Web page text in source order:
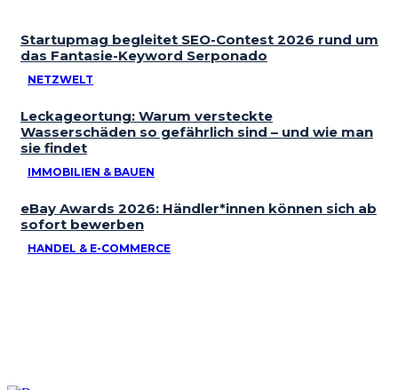
Startupmag begleitet SEO-Contest 2026 rund um
das Fantasie-Keyword Serponado
NETZWELT
Leckageortung: Warum versteckte
Wasserschäden so gefährlich sind – und wie man
sie findet
IMMOBILIEN & BAUEN
eBay Awards 2026: Händler*innen können sich ab
sofort bewerben
HANDEL & E-COMMERCE